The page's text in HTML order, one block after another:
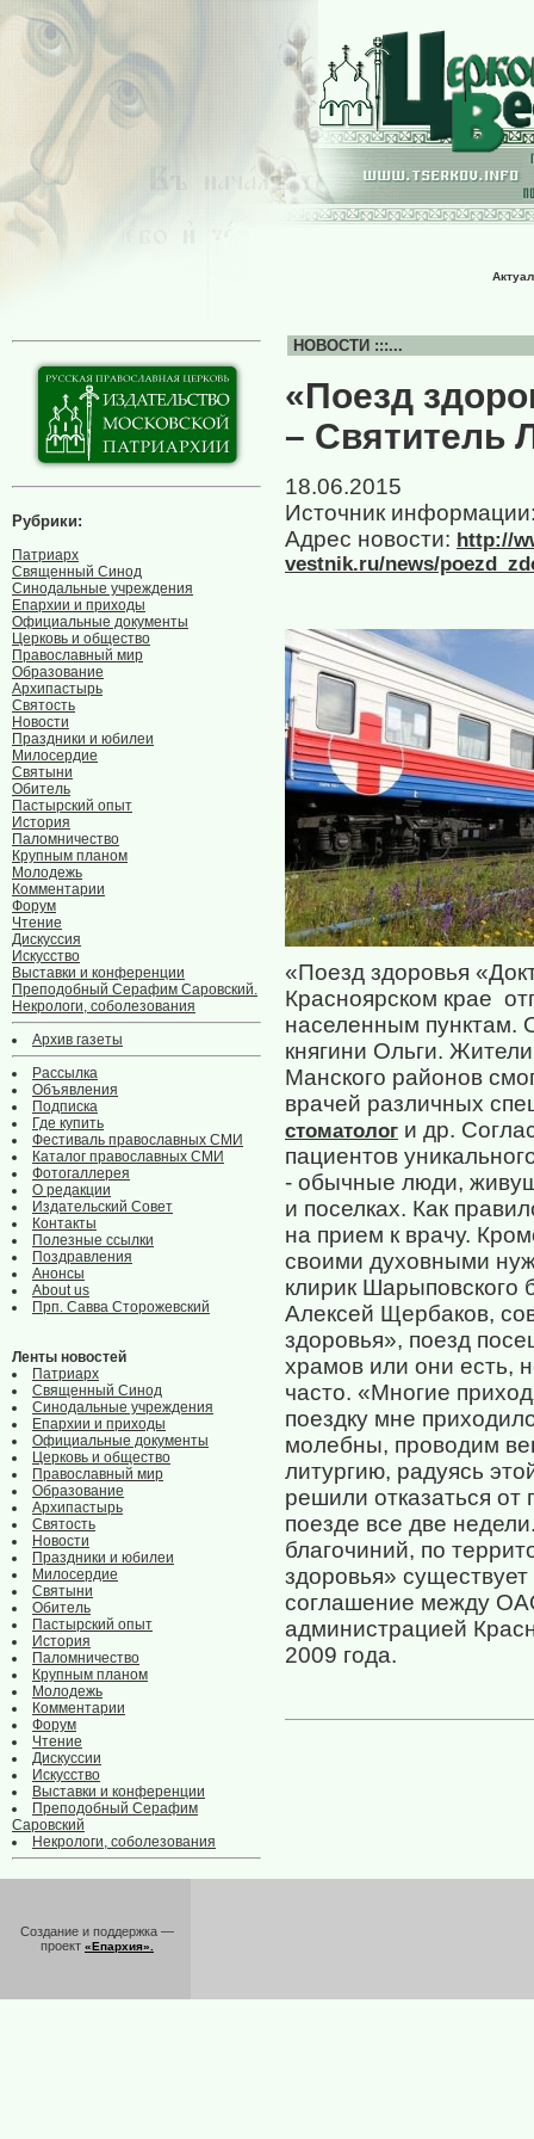
Рубрики:
Патриарх
Священный Синод
Синодальные учреждения
Епархии и приходы
Официальные документы
Церковь и общество
Православный мир
Образование
Архипастырь
Святость
Новости
Праздники и юбилеи
Милосердие
Святыни
Обитель
Пастырский опыт
История
Паломничество
Крупным планом
Молодежь
Комментарии
Форум
Чтение
Дискуссия
Искусство
Выставки и конференции
Преподобный Серафим Саровский.
Некрологи, соболезования
Архив газеты
Рассылка
Объявления
Подписка
Где купить
Фестиваль православных СМИ
Каталог православных СМИ
Фотогаллерея
О редакции
Издательский Совет
Контакты
Полезные ссылки
Поздравления
Анонсы
About us
Прп. Савва Сторожевский
Ленты новостей
Патриарх
Священный Синод
Синодальные учреждения
Епархии и приходы
Официальные документы
Церковь и общество
Православный мир
Образование
Архипастырь
Святость
Новости
Праздники и юбилеи
Милосердие
Святыни
Обитель
Пастырский опыт
История
Паломничество
Крупным планом
Молодежь
Комментарии
Форум
Чтение
Дискуссии
Искусство
Выставки и конференции
Преподобный Серафим
Саровский
Некрологи, соболезования
НОВОСТИ :::...
«Поезд
– Святитель
18.06.2015
Источник
Адрес новости: http://
vestnik.ru/news/
«Поезд здоровья
Красноярском крае
населенным пунктам.
княгини Ольги.
Манского районов
врачей различных
стоматолог и др.
пациентов
- обычные люди,
и поселках. Как
на прием к врачу.
своими духовными
клирик Шарыповского
Алексей Щербаков,
здоровья», поезд
храмов или они есть,
часто. «Многие
поездку мне
молебны, проводим
литургию, радуясь
решили отказаться от
поезде все две
благочиний, по
здоровья»
соглашение между
администрацией
2009 года.
Создание и поддержка —
проект «Епархия».